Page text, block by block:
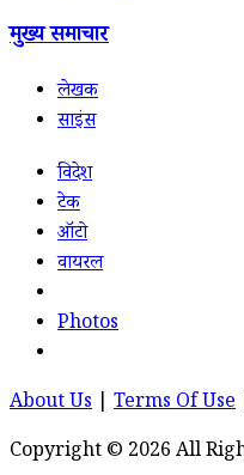
मुख्य समाचार
लेखक
साइंस
विदेश
टेक
ऑटो
वायरल
Photos
About Us Terms Of Use
Copyright © 2026 All